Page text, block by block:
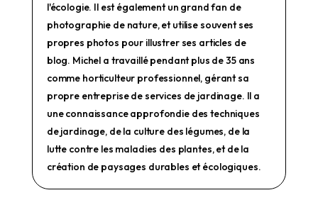
l'écologie. Il est également un grand fan de
photographie de nature, et utilise souvent ses
propres photos pour illustrer ses articles de
blog. Michel a travaillé pendant plus de 35 ans
comme horticulteur professionnel, gérant sa
propre entreprise de services de jardinage. Il a
une connaissance approfondie des techniques
de jardinage, de la culture des légumes, de la
lutte contre les maladies des plantes, et de la
création de paysages durables et écologiques.